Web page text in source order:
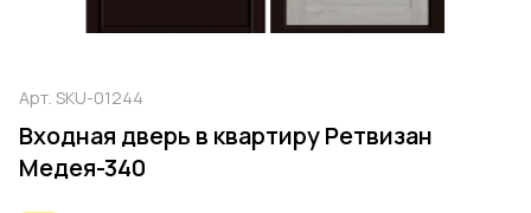
Арт. SKU-01244
Входная дверь в квартиру Ретвизан
Медея-340